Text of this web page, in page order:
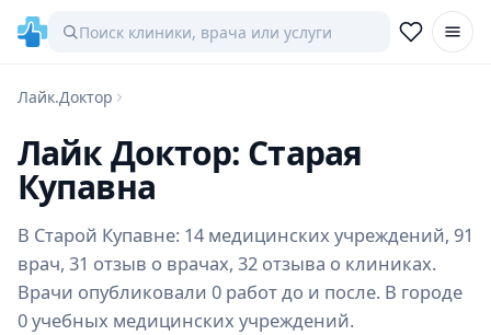
Лайк.Доктор
Лайк Доктор: Старая
Купавна
В Старой Купавне: 14 медицинских учреждений, 91
врач, 31 отзыв о врачах, 32 отзыва о клиниках.
Врачи опубликовали 0 работ до и после. В городе
0 учебных медицинских учреждений.